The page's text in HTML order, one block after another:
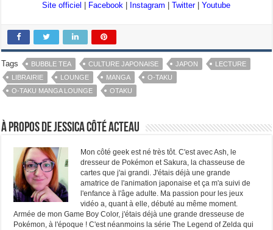
Site officiel Facebook Instagram |Twitter|Youtube
Tags BUBBLE TEA CULTURE JAPONAISE JAPON
LECTURE
LIBRAIRIE
LOUNGE MANGA
O-TAKU
O-TAKU MANGA LOUNGE
OTAKU
À propos de Jessica Côté Acteau
Mon côté geek est né très tôt. C'est avec Ash, le
dresseur de Pokémon et Sakura, la chasseuse de
cartes que j'ai grandi. J'étais déjà une grande
amatrice de l'animation japonaise et ça m'a suivi de
l'enfance à l'âge adulte. Ma passion pour les jeux
vidéo a, quant à elle, débuté au même moment.
Armée de mon Game Boy Color, j'étais déjà une grande dresseuse de
Pokémon, à l'époque ! C'est néanmoins la série The Legend of Zelda qui